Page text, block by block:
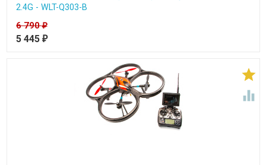
2.4G - WLT-Q303-B
6 790₽
5 445 ₽

